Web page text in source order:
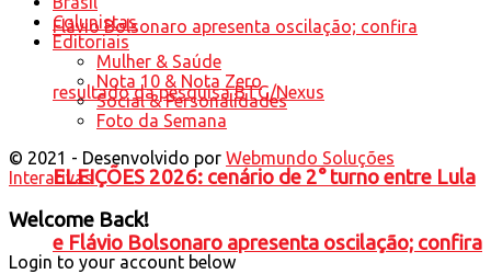
ELEIÇÕES 2026: cenário de 2° turno entre Lula
e Flávio Bolsonaro apresenta oscilação; confira
Colunistas
Editoriais
Mulher & Saúde
Nota 10 & Nota Zero
Social & Personalidades
Foto da Semana
© 2021 - Desenvolvido por Webmundo Soluções
Interativas
Welcome Back!
Login to your account below